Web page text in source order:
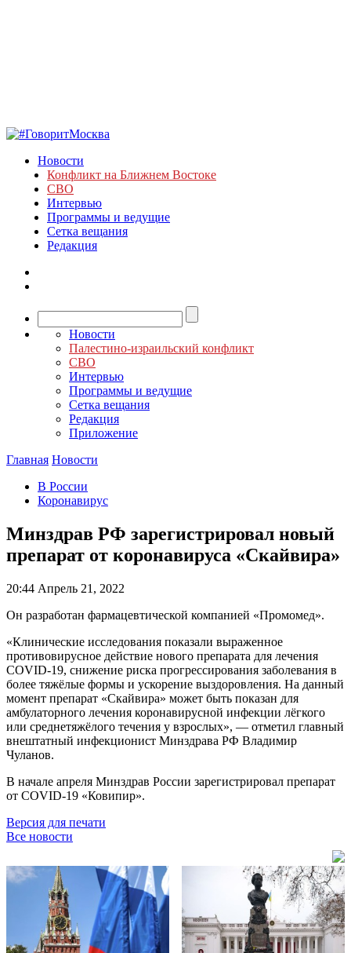
Новости
Конфликт на Ближнем Востоке
СВО
Интервью
Программы и ведущие
Сетка вещания
Редакция
Новости
Палестино-израильский конфликт
СВО
Интервью
Программы и ведущие
Сетка вещания
Редакция
Приложение
Главная Новости
В России
Коронавирус
Минздрав РФ зарегистрировал новый
препарат от коронавируса «Скайвира»
20:44 Апрель 21, 2022
Он разработан фармацевтической компанией «Промомед».
«Клинические исследования показали выраженное
противовирусное действие нового препарата для лечения
COVID-19, снижение риска прогрессирования заболевания в
более тяжёлые формы и ускорение выздоровления. На данный
момент препарат «Скайвира» может быть показан для
амбулаторного лечения коронавирусной инфекции лёгкого
или среднетяжёлого течения у взрослых», — отметил главный
внештатный инфекционист Минздрава РФ Владимир
Чуланов.
В начале апреля Минздрав России зарегистрировал препарат
от COVID-19 «Ковипир».
Версия для печати
Все новости